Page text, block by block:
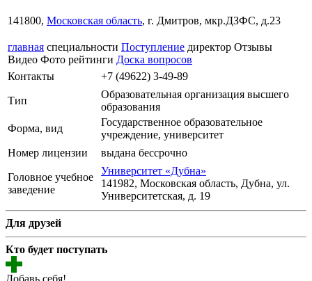
141800, Московская область, г. Дмитров, мкр.ДЗФС, д.23
главная специальности Поступление директор Отзывы
Видео Фото рейтинги Доска вопросов
Контакты
+7 (49622) 3-49-89
Тип
Образовательная организация высшего
образования
Форма, вид
Государственное образовательное
учреждение, университет
Номер лицензии
выдана бессрочно
Головное учебное
заведение
Университет «Дубна»
141982, Московская область, Дубна, ул.
Университетская, д. 19
Для друзей
Кто будет поступать
Добавь себя!